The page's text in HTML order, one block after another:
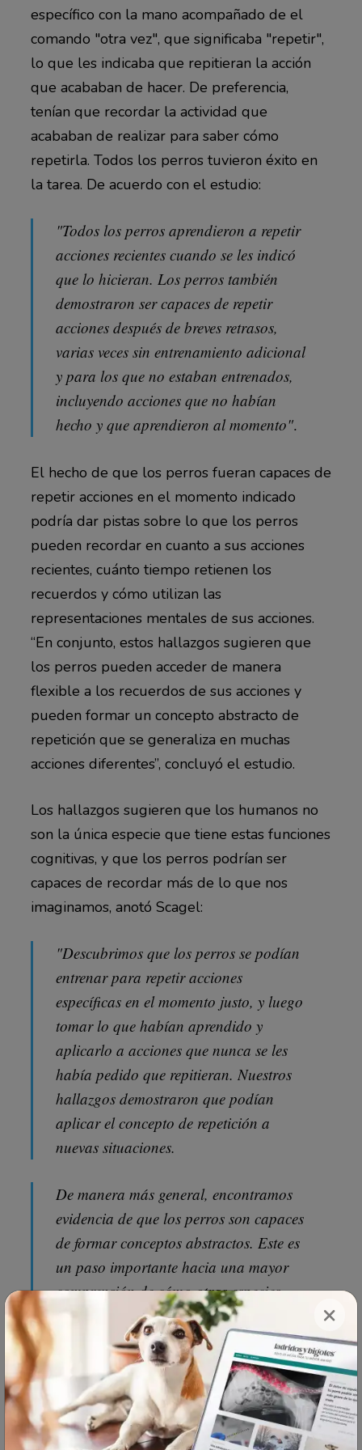
específico con la mano acompañado de el
comando "otra vez", que significaba "repetir",
lo que les indicaba que repitieran la acción
que acababan de hacer. De preferencia,
tenían que recordar la actividad que
acababan de realizar para saber cómo
repetirla. Todos los perros tuvieron éxito en
la tarea. De acuerdo con el estudio:
"Todos los perros aprendieron a repetir
acciones recientes cuando se les indicó
que lo hicieran. Los perros también
demostraron ser capaces de repetir
acciones después de breves retrasos,
varias veces sin entrenamiento adicional
y para los que no estaban entrenados,
incluyendo acciones que no habían
hecho y que aprendieron al momento".
El hecho de que los perros fueran capaces de
repetir acciones en el momento indicado
podría dar pistas sobre lo que los perros
pueden recordar en cuanto a sus acciones
recientes, cuánto tiempo retienen los
recuerdos y cómo utilizan las
representaciones mentales de sus acciones.
“En conjunto, estos hallazgos sugieren que
los perros pueden acceder de manera
flexible a los recuerdos de sus acciones y
pueden formar un concepto abstracto de
repetición que se generaliza en muchas
acciones diferentes”, concluyó el estudio.
Los hallazgos sugieren que los humanos no
son la única especie que tiene estas funciones
cognitivas, y que los perros podrían ser
capaces de recordar más de lo que nos
imaginamos, anotó Scagel:
"Descubrimos que los perros se podían
entrenar para repetir acciones
específicas en el momento justo, y luego
tomar lo que habían aprendido y
aplicarlo a acciones que nunca se les
había pedido que repitieran. Nuestros
hallazgos demostraron que podían
aplicar el concepto de repetición a
nuevas situaciones.
De manera más general, encontramos
evidencia de que los perros son capaces
de formar conceptos abstractos. Este es
un paso importante hacia una mayor
comprensión de cómo otras especies
forman conceptos abstractos".
TAMBIÉN ES POSIBLE QUE LOS
PERROS SEAN CONSCIENTES DE
SÍ MISMOS
×